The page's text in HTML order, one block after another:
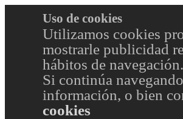
Uso de cookies
Utilizamos cookies
mostrarle publicidad
hábitos de navegación.
Si continúa
información, o bien
cookies